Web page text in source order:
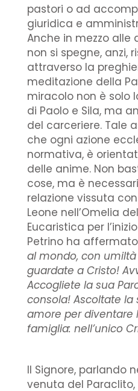
pastori o ad
giuridica e
Anche in mezzo
non si spegne, anzi,
attraverso la
meditazione della
miracolo non è solo
di Paolo e Sila, ma
del carceriere. Tale
che ogni azione
normativa, è
delle anime. Non
cose, ma è
relazione vissuta
Leone nell’Omelia
Eucaristica per
Petrino ha
al mondo, con
guardate a Cristo!
Accogliete la sua
consola! Ascoltate la
amore per diventare
famiglia: nell’unico
Il Signore, parlando
venuta del